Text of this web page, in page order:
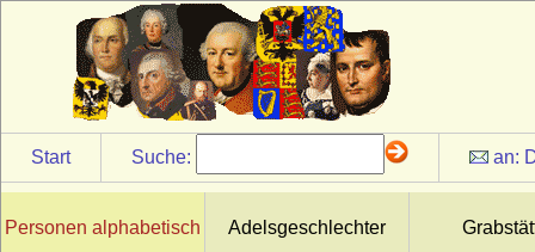
Start Suche: an:
Personen alphabetisch Adelsgeschlechter
* 1522; + 18.09.1554
Ursula von Klüx und Hennersdorf
* nicht überliefert; + nicht überliefert
Ursula von Pentz
Ursula von Quitzow
* unbekannt; + 17.02.1477